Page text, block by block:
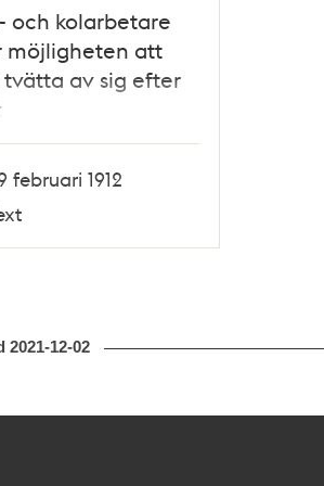
och kolarbetare
möjligheten att
tvätta av sig efter
februari 1912
2021-12-02